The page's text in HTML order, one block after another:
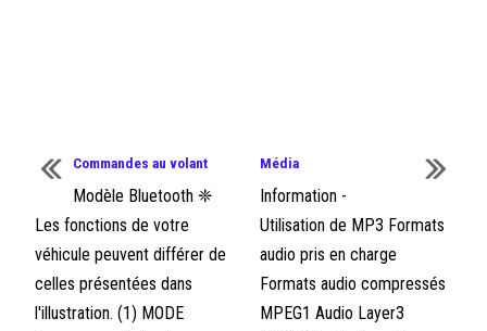
Commandes au volant
Modèle Bluetooth ❈
Les fonctions de votre
véhicule peuvent différer de
celles présentées dans
l'illustration. (1) MODE
Média
Information -
Utilisation de MP3 Formats
audio pris en charge
Formats audio compressés
MPEG1 Audio Layer3